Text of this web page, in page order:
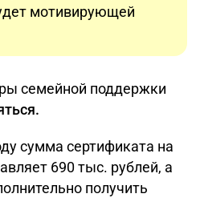
мотивирующей
семейной поддержки
сумма сертификата на
690 тыс. рублей, а
получить